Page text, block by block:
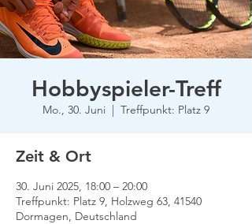
Hobbyspieler-Treff
Mo., 30. Juni
  |
Treffpunkt: Platz 9
Zeit & Ort
30. Juni 2025, 18:00 – 20:00
Treffpunkt: Platz 9, Holzweg 63, 41540
Dormagen, Deutschland